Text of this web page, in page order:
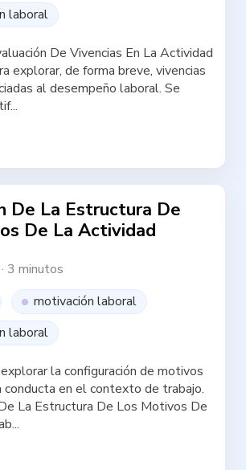
laboral
De Vivencias En La Actividad
explorar, de forma breve, vivencias
al desempeño laboral. Se
De La Estructura De
De La Actividad
· 3 minutos
motivación laboral
laboral
la configuración de motivos
conducta en el contexto de trabajo.
La Estructura De Los Motivos De